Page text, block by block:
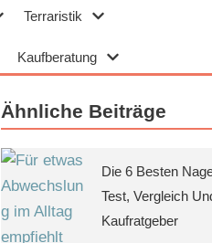
Terraristik
Kaufberatung
Ähnliche Beiträge
Die 6 Besten
Test, Vergleich
Kaufratgeber